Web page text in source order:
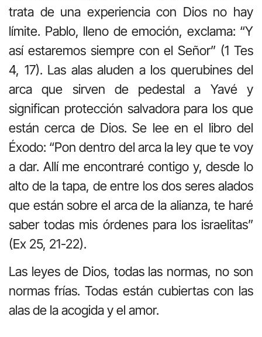
trata de una experiencia con Dios no hay
límite. Pablo, lleno de emoción, exclama: “Y
así estaremos siempre con el Señor” (1 Tes
4, 17). Las alas aluden a los querubines del
arca que sirven de pedestal a Yavé y
significan protección salvadora para los que
están cerca de Dios. Se lee en el libro del
Éxodo: “Pon dentro del arca la ley que te voy
a dar. Allí me encontraré contigo y, desde lo
alto de la tapa, de entre los dos seres alados
que están sobre el arca de la alianza, te haré
saber todas mis órdenes para los israelitas”
(Ex 25, 21-22).
Las leyes de Dios, todas las normas, no son
normas frías. Todas están cubiertas con las
alas de la acogida y el amor.